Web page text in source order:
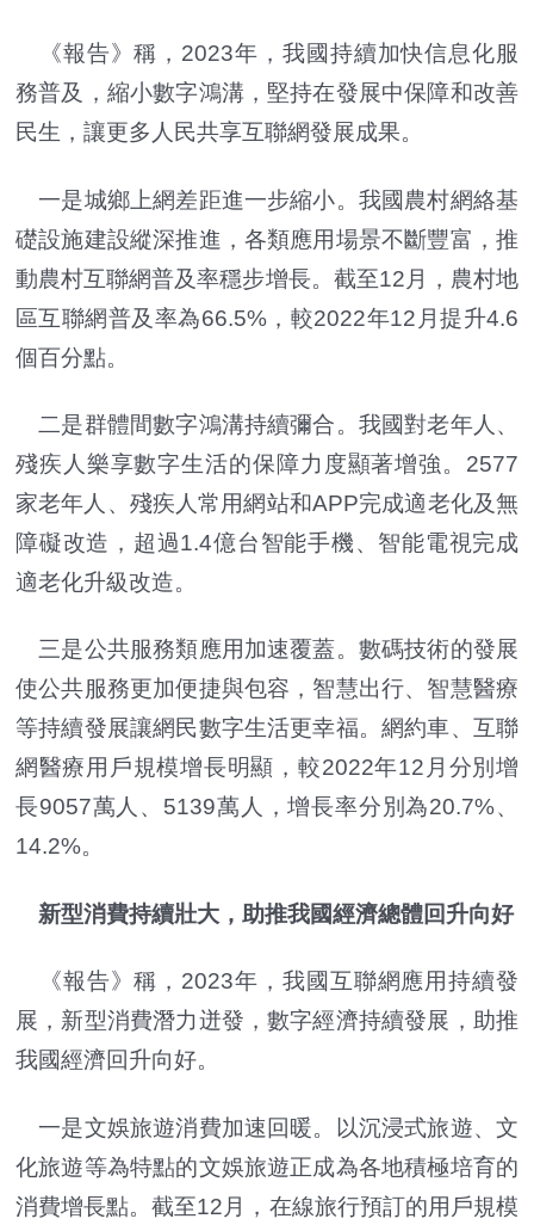
《報告》稱，2023年，我國持續加快信息化服
務普及，縮小數字鴻溝，堅持在發展中保障和改善
民生，讓更多人民共享互聯網發展成果。
一是城鄉上網差距進一步縮小。我國農村網絡基
礎設施建設縱深推進，各類應用場景不斷豐富，推
動農村互聯網普及率穩步增長。截至12月，農村地
區互聯網普及率為66.5%，較2022年12月提升4.6
個百分點。
二是群體間數字鴻溝持續彌合。我國對老年人、
殘疾人樂享數字生活的保障力度顯著增強。2577
家老年人、殘疾人常用網站和APP完成適老化及無
障礙改造，超過1.4億台智能手機、智能電視完成
適老化升級改造。
三是公共服務類應用加速覆蓋。數碼技術的發展
使公共服務更加便捷與包容，智慧出行、智慧醫療
等持續發展讓網民數字生活更幸福。網約車、互聯
網醫療用戶規模增長明顯，較2022年12月分別增
長9057萬人、5139萬人，增長率分別為20.7%、
14.2%。
新型消費持續壯大，助推我國經濟總體回升向好
《報告》稱，2023年，我國互聯網應用持續發
展，新型消費潛力迸發，數字經濟持續發展，助推
我國經濟回升向好。
一是文娛旅遊消費加速回暖。以沉浸式旅遊、文
化旅遊等為特點的文娛旅遊正成為各地積極培育的
消費增長點。截至12月，在線旅行預訂的用戶規模